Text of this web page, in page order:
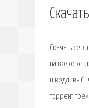
Скачать
на волоске
шкодливый.
торрент